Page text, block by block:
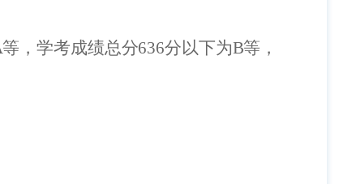
等，学考成绩总分636分以下为B等，